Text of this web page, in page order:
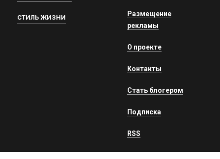
СТИЛЬ ЖИЗНИ
Размещение
рекламы
О проекте
Контакты
Стать блогером
Подписка
RSS